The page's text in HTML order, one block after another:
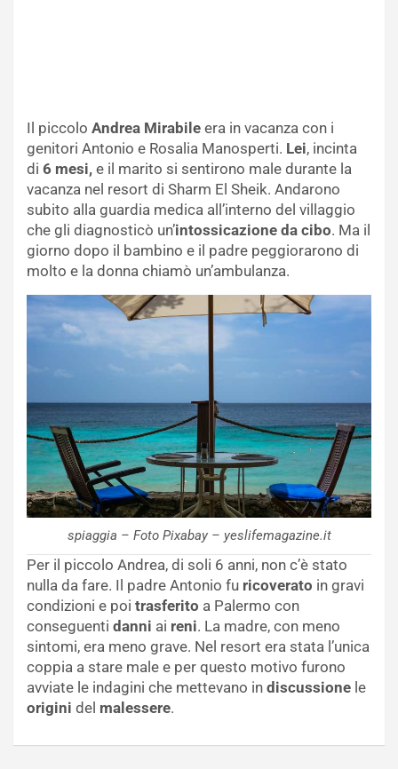
Il piccolo Andrea Mirabile era in vacanza con i
genitori Antonio e Rosalia Manosperti. Lei, incinta
di 6 mesi, e il marito si sentirono male durante la
vacanza nel resort di Sharm El Sheik. Andarono
subito alla guardia medica all’interno del villaggio
che gli diagnosticò un’intossicazione da cibo. Ma il
giorno dopo il bambino e il padre peggiorarono di
molto e la donna chiamò un’ambulanza.
spiaggia – Foto Pixabay – yeslifemagazine.it
Per il piccolo Andrea, di soli 6 anni, non c’è stato
nulla da fare. Il padre Antonio fu ricoverato in gravi
condizioni e poi trasferito a Palermo con
conseguenti danni ai reni. La madre, con meno
sintomi, era meno grave. Nel resort era stata l’unica
coppia a stare male e per questo motivo furono
avviate le indagini che mettevano in discussione le
origini del malessere.